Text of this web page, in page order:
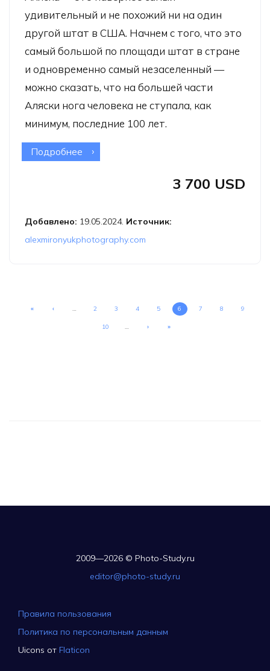
удивительный и не похожий ни на один
другой штат в США. Начнем с того, что это
самый большой по площади штат в стране
и одновременно самый незаселенный —
можно сказать, что на большей части
Аляски нога человека не ступала, как
минимум, последние 100 лет.
Подробнее о Тур «Удивительный лёд Аляски»
3 700 USD
Добавлено: 19.05.2024. Источник:
alexmironyukphotography.com
« ‹ … 2 3 4 5 6 7 8 9
10 … › »
2009—2026 © Photo-Study.ru
editor@photo-study.ru
Правила пользования
Политика по персональным данным
Uicons от Flaticon